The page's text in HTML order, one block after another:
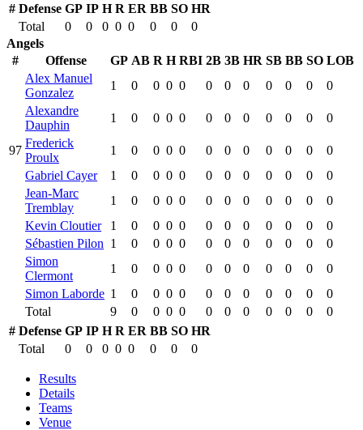
# Defense GP IP H R ER BB SO HR
Total
0 0 0 0 0 0 0
0
Angels
#
Offense GP AB R H RBI 2B 3B HR SB BB SO LOB
Alex Manuel
Gonzalez
1 0 0 0 0 0 0 0 0 0 0
0
Alexandre
Dauphin
1 0 0 0 0 0 0 0 0 0 0 0
97
Frederick
Proulx
1 0 0 0 0 0 0 0 0 0 0
0
Gabriel Cayer
1 0 0 0 0 0 0 0 0 0 0
0
Jean-Marc
Tremblay
1 0 0 0 0 0 0 0 0 0 0
0
Kevin Cloutier
1 0 0 0 0 0 0 0 0 0 0
0
Sébastien Pilon 1 0 0 0 0 0 0 0 0 0 0
0
Simon
Clermont
1 0 0 0 0 0 0 0 0 0 0
0
Simon Laborde 1 0 0 0 0 0 0 0 0 0 0
0
Total
9 0 0 0 0 0 0 0 0 0 0
0
# Defense GP IP H R ER BB SO HR
Total
0 0 0 0 0 0 0 0
Results
Details
Teams
Venue